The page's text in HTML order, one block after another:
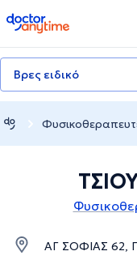
doctoranytime
Βρες ειδικό
ΑΓ ΣΟΦΙΑΣ 62,